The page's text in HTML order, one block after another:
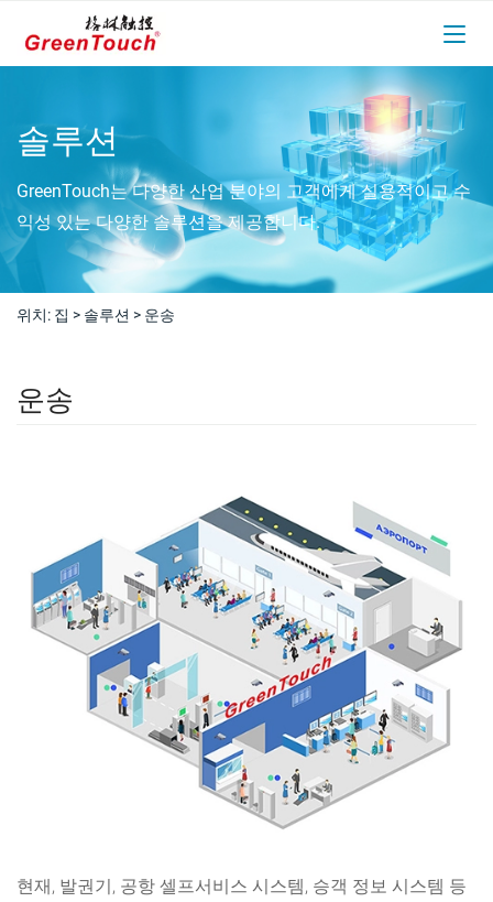
솔루션
GreenTouch는 다양한 산업 분야의 고객에게 실용적이고 수
익성 있는 다양한 솔루션을 제공합니다.
위치: 집 > 솔루션 > 운송
운송
현재, 발권기, 공항 셀프서비스 시스템, 승객 정보 시스템 등